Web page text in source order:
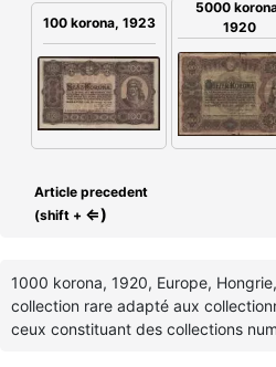
100 korona, 1923
5000
1920
Article precedent
(shift + ⇐)
1000 korona, 1920, Europe,
collection rare adapté aux
ceux constituant des collections